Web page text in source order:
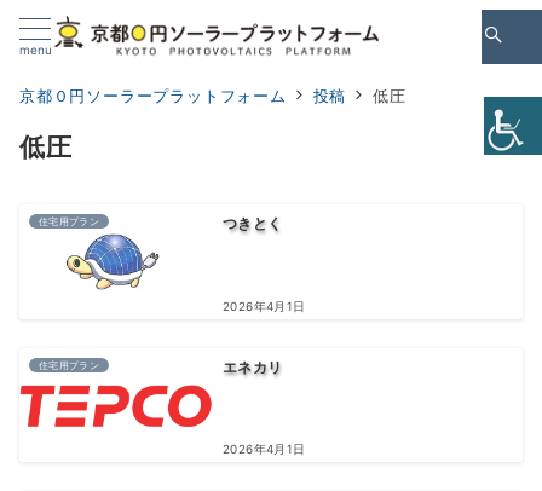
Skip
tomenu
京都０円ソーラープラットフォーム 投稿 低圧
低圧
住宅用プラン つきとく
2026年4月1日
住宅用プラン エネカリ
2026年4月1日